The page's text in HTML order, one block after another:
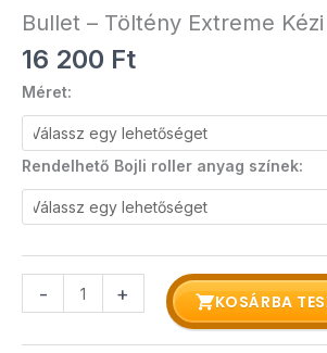
Bullet – Töltény Extreme
16 200 Ft
Méret:
Rendelhető Bojli roller anyag színek:
- + KOSÁRBA